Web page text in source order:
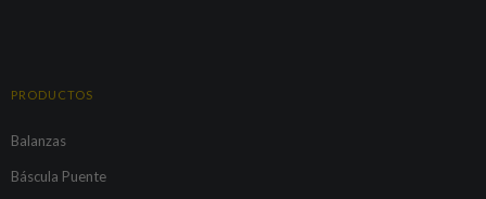
PRODUCTOS
Balanzas
Báscula Puente